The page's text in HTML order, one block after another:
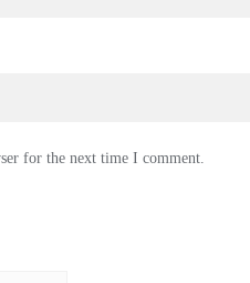
for the next time I comment.